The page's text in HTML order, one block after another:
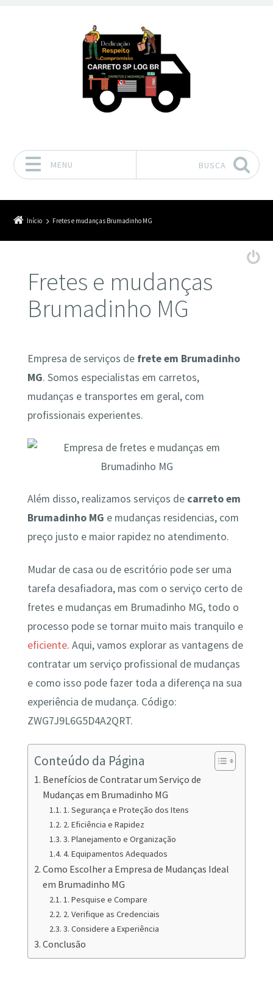
MENU BUSCA
Início Fretes e mudanças Brumadinho MG
Fretes e mudanças
Brumadinho MG
Empresa de serviços de frete em Brumadinho
MG. Somos especialistas em carretos,
mudanças e transportes em geral, com
profissionais experientes.
Além disso, realizamos serviços de carreto em
Brumadinho MG e mudanças residencias, com
preço justo e maior rapidez no atendimento.
Mudar de casa ou de escritório pode ser uma
tarefa desafiadora, mas com o serviço certo de
fretes e mudanças em Brumadinho MG, todo o
processo pode se tornar muito mais tranquilo e
eficiente. Aqui, vamos explorar as vantagens de
contratar um serviço profissional de mudanças
e como isso pode fazer toda a diferença na sua
experiência de mudança. Código:
ZWG7J9L6G5D4A2QRT.
Conteúdo da Página
Benefícios de Contratar um Serviço de
Mudanças em Brumadinho MG
1. Segurança e Proteção dos Itens
2. Eficiência e Rapidez
3. Planejamento e Organização
4. Equipamentos Adequados
Como Escolher a Empresa de Mudanças Ideal
em Brumadinho MG
1. Pesquise e Compare
2. Verifique as Credenciais
3. Considere a Experiência
Conclusão